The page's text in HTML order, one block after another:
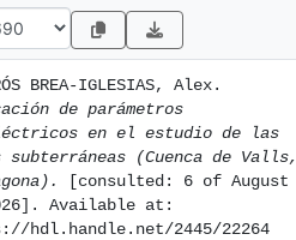
de parámetros
en el estudio de las
subterráneas (Cuenca de Valls,
[consulted: 6 of August
Available at:
hdl.handle.net/2445/22264